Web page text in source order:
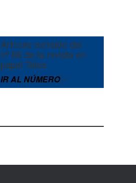
Artículo extraído del
nº 66 de la revista en
papel Telos
IR AL NÚMERO